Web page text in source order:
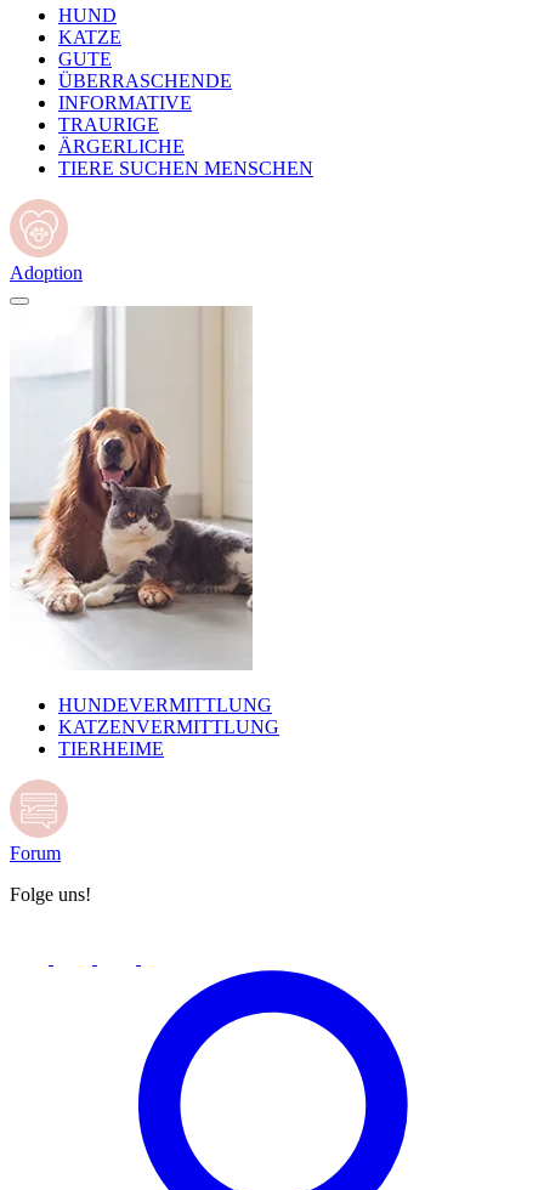
HUND
KATZE
GUTE
ÜBERRASCHENDE
INFORMATIVE
TRAURIGE
ÄRGERLICHE
TIERE SUCHEN MENSCHEN
Adoption
HUNDEVERMITTLUNG
KATZENVERMITTLUNG
TIERHEIME
Forum
Folge uns!